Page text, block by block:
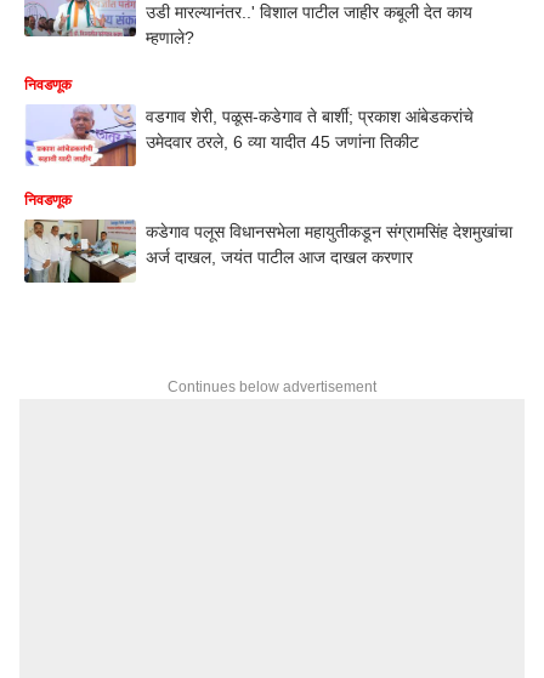
उडी मारल्यानंतर..' विशाल पाटील जाहीर कबूली देत काय
म्हणाले?
निवडणूक
वडगाव शेरी, पळूस-कडेगाव ते बार्शी; प्रकाश आंबेडकरांचे
उमेदवार ठरले, 6 व्या यादीत 45 जणांना तिकीट
निवडणूक
कडेगाव पलूस विधानसभेला महायुतीकडून संग्रामसिंह देशमुखांचा
अर्ज दाखल, जयंत पाटील आज दाखल करणार
Continues below advertisement